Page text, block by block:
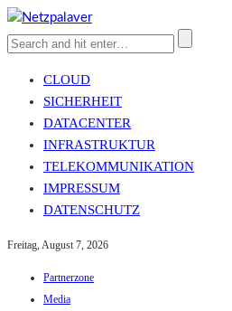
CLOUD
SICHERHEIT
DATACENTER
INFRASTRUKTUR
TELEKOMMUNIKATION
IMPRESSUM
DATENSCHUTZ
Freitag, August 7, 2026
Partnerzone
Media